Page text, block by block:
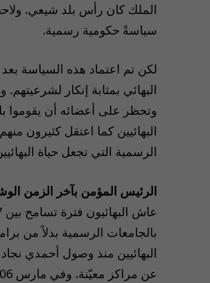
الملك كان رأس بلد شيعي.
سياسةً حكومية رسمية.
البهائي بمثابة إنكار
وتحظر على أعضائه أن يقوموا
البهائيين كما اعتقل كثيرون
الرسمية التي تجعل حياة
الرئيس المؤمن بآخر الزمن
بالجامعات الرسمية بدلاً من